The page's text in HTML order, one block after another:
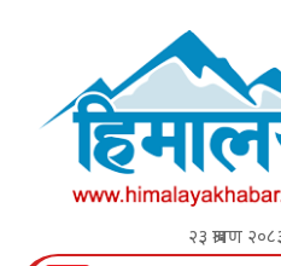
२३ श्रावण